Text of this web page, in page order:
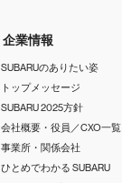
企業情報
SUBARUのありたい姿
トップメッセージ
SUBARU 2025方針
会社概要・役員／CXO一覧
事業所・関係会社
ひとめでわかる SUBARU